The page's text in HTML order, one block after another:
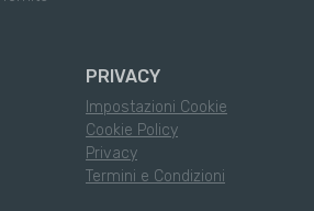
PRIVACY
Impostazioni Cookie
Cookie Policy
Privacy
Termini e Condizioni